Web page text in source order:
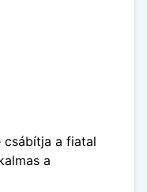
csábítja a fiatal
a